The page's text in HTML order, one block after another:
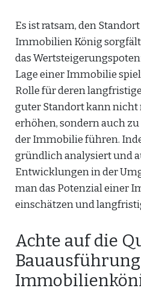
Es ist ratsam, den
Immobilien König
das
Lage einer Immobilie
Rolle für deren
guter Standort kann
erhöhen, sondern auch
der Immobilie führen.
gründlich analysiert und
Entwicklungen in der
man das Potenzial einer
einschätzen und
Achte auf die